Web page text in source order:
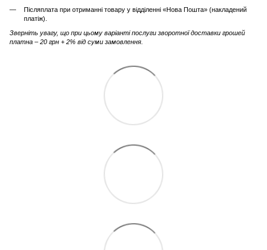
Післяплата при отриманні товару у відділенні «Нова Пошта» (накладений
платіж).
Зверніть увагу, що при цьому варіанті послуги зворотної доставки грошей
платна – 20 грн + 2% від суми замовлення.